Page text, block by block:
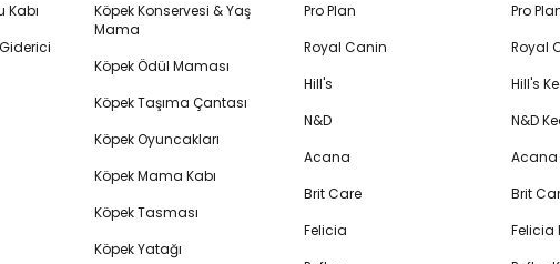
Kabı
Köpek Konservesi & Yaş
Mama
Köpek Ödül Maması
Köpek Taşıma Çantası
Köpek Oyuncakları
Köpek Mama Kabı
Köpek Tasması
Köpek Yatağı
Pro Plan
Royal Canin
Hill's
N&D
Acana
Brit Care
Felicia
Pro
Royal
Hill's
N&D
Acana
Brit
Felicia